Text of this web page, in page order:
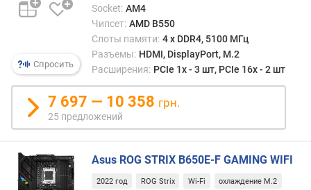
A
6
б
и
т
/
Спросить
Socket: AM4
Чипсет: AMD B550
Слоты памяти: 4 х DDR4, 5100 МГц
Разъемы: HDMI, DisplayPort, M.2
Расширения: PCIe 1x - 3 шт, PCIe 16x - 2 шт
7 697 — 10 358 грн.
25 предложений
Asus ROG STRIX B650E-F GAMING WIFI
2022 год ROG Strix Wi-Fi охлаждение M.2